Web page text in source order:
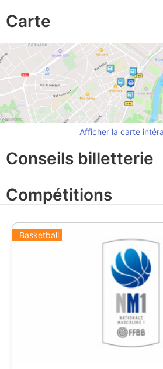
Carte
Afficher la carte
Conseils billetterie
Compétitions
Basketball